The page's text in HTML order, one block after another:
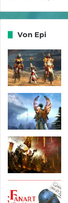
Von Epi